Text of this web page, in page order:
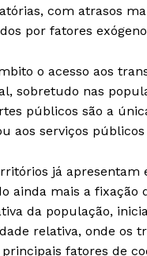
com atrasos
por fatores
o acesso aos
sobretudo nas
públicos são a
aos serviços
já
ainda mais a fixação
da população,
relativa, onde os
fatores de